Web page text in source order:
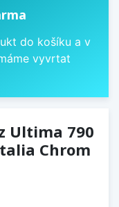
do košíku a v
vyvrtat
Ultima 790
Chrom